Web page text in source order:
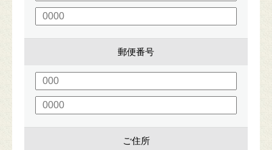
郵便番号
ご住所